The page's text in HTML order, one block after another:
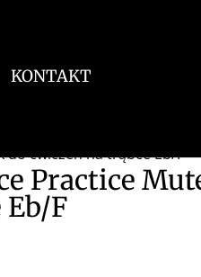
KONTAKT
do ćwiczeń na trąbce Eb/F
Practice
F